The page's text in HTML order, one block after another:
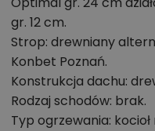
tego projektu,
informacje
pomieszczeń,
Zadzwoń52 384 49 90
gr. 12 cm.
Strop: drewniany
Konbet Poznań.
Konstrukcja dachu:
Rodzaj schodów: brak.
Typ ogrzewania: kocioł